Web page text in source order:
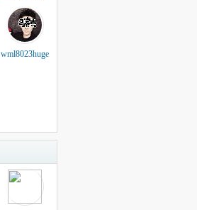
wml8023huge